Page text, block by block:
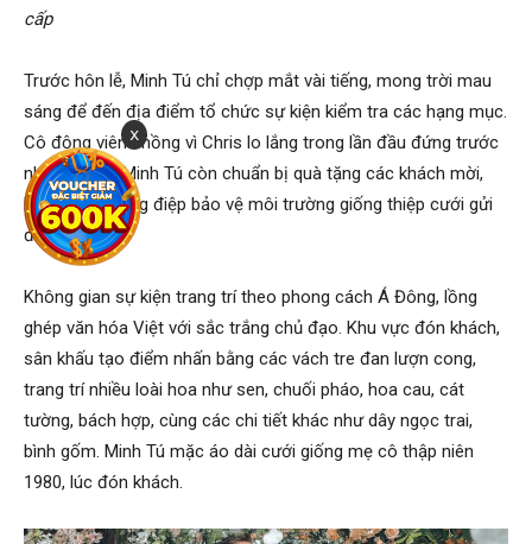
cấp
Trước hôn lễ, Minh Tú chỉ chợp mắt vài tiếng, mong trời mau
sáng để đến địa điểm tổ chức sự kiện kiểm tra các hạng mục.
Cô động viên chồng vì Chris lo lắng trong lần đầu đứng trước
nhiều người. Minh Tú còn chuẩn bị quà tặng các khách mời,
hướng tới thông điệp bảo vệ môi trường giống thiệp cưới gửi
đi trước đó.
Không gian sự kiện trang trí theo phong cách Á Đông, lồng
ghép văn hóa Việt với sắc trắng chủ đạo. Khu vực đón khách,
sân khấu tạo điểm nhấn bằng các vách tre đan lượn cong,
trang trí nhiều loài hoa như sen, chuối pháo, hoa cau, cát
tường, bách hợp, cùng các chi tiết khác như dây ngọc trai,
bình gốm. Minh Tú mặc áo dài cưới giống mẹ cô thập niên
1980, lúc đón khách.
x